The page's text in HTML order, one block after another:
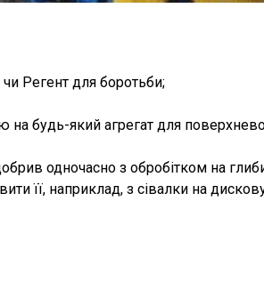
Регент для боротьби;
будь-який агрегат для
одночасно з обробітком на
її, наприклад, з сівалки на